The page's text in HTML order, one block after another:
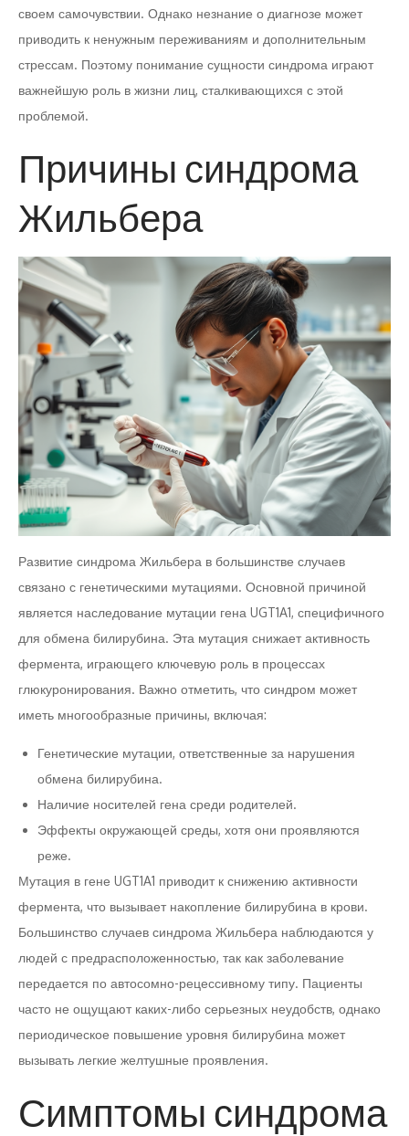
своем самочувствии. Однако незнание о диагнозе может
приводить к ненужным переживаниям и дополнительным
стрессам. Поэтому понимание сущности синдрома играют
важнейшую роль в жизни лиц, сталкивающихся с этой
проблемой.
Причины синдрома
Жильбера
Развитие синдрома Жильбера в большинстве случаев
связано с генетическими мутациями. Основной причиной
является наследование мутации гена UGT1A1, специфичного
для обмена билирубина. Эта мутация снижает активность
фермента, играющего ключевую роль в процессах
глюкуронирования. Важно отметить, что синдром может
иметь многообразные причины, включая:
Генетические мутации, ответственные за нарушения
обмена билирубина.
Наличие носителей гена среди родителей.
Эффекты окружающей среды, хотя они проявляются
реже.
Мутация в гене UGT1A1 приводит к снижению активности
фермента, что вызывает накопление билирубина в крови.
Большинство случаев синдрома Жильбера наблюдаются у
людей с предрасположенностью, так как заболевание
передается по автосомно-рецессивному типу. Пациенты
часто не ощущают каких-либо серьезных неудобств, однако
периодическое повышение уровня билирубина может
вызывать легкие желтушные проявления.
Симптомы синдрома